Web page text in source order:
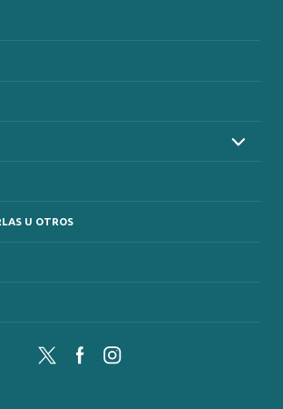
U OTROS
Twitter FacebookInstagram